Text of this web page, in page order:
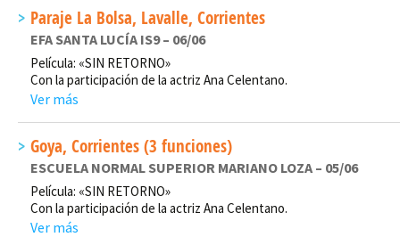
Paraje La Bolsa, Lavalle, Corrientes
EFA SANTA LUCÍA IS9 – 06/06
Película: «SIN RETORNO»
Con la participación de la actriz Ana Celentano.
Ver más
Goya, Corrientes (3 funciones)
ESCUELA NORMAL SUPERIOR MARIANO LOZA – 05/06
Película: «SIN RETORNO»
Con la participación de la actriz Ana Celentano.
Ver más